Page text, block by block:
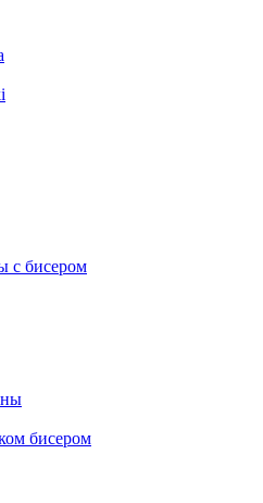
с бисером
бисером